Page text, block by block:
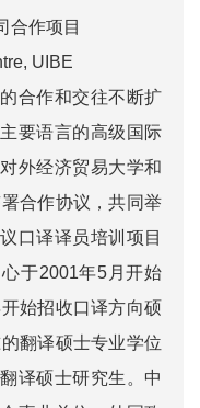
合作项目
UIBE
合作和交往不断扩
要语言的高级国际
外经济贸易大学和
合作协议，共同举
口译译员培训项目
于2001年5月开始
始招收口译方向硕
翻译硕士专业学位
译硕士研究生。中